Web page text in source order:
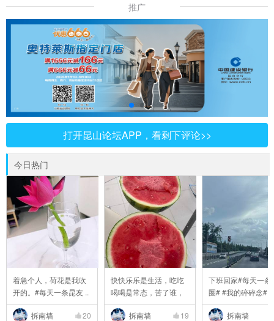
推广
打开昆山论坛APP，看剩下评论>>
今日热门
着急个人，荷花是我吹
开的。#每天一条昆友 ..
拆南墙 20
快快乐乐是生活，吃吃
喝喝是常态，苦了谁，
..
拆南墙
19
下班回家#每天一条
圈# #我的碎碎念#
拆南墙